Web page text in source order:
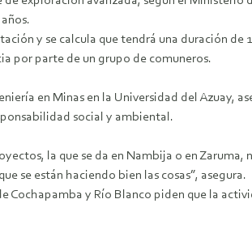
y se calcula que tendrá una duración
por parte de un grupo de comuneros.
en Minas en la Universidad del Azuay,
social y ambiental.
la que se da en Nambija o en
se están haciendo bien las cosas”, asegura.
Cochapamba y Río Blanco piden que la